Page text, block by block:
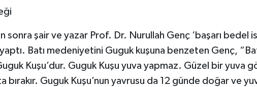
sonra şair ve yazar Prof. Dr. Nurullah Genç ‘başarı bedel
Batı medeniyetini Guguk kuşuna benzeten Genç,
Kuşu’dur. Guguk Kuşu yuva yapmaz. Güzel bir yuva
bırakır. Guguk Kuşu’nun yavrusu da 12 günde doğar ve